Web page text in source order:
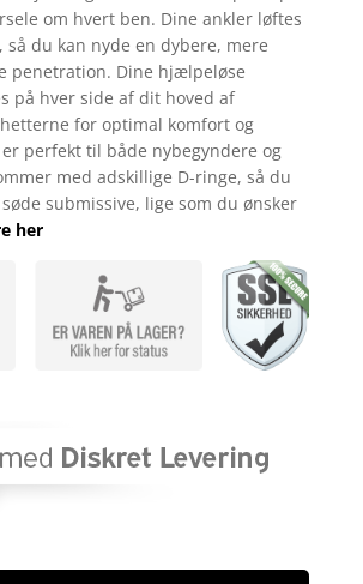
om hvert ben. Dine ankler løftes
du kan nyde en dybere, mere
penetration. Dine hjælpeløse
på hver side af dit hoved af
for optimal komfort og
perfekt til både nybegyndere og
med adskillige D-ringe, så du
submissive, lige som du ønsker
her